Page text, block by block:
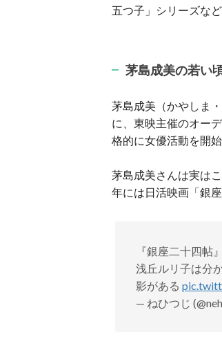
五つ子」シリーズな
茅島成美の若い
茅島成美（かやしま
に、東映主催のオー
格的に女優活動を開始
茅島成美さんは実は
年には日活映画「銀
『銀座二十四帖
浅丘ルリ子は分
影がある
— ねひつじ